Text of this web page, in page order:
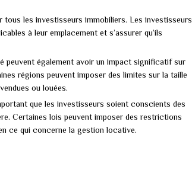
les investisseurs immobiliers. Les investisseurs
à leur emplacement et s’assurer qu’ils
peuvent également avoir un impact significatif sur
régions peuvent imposer des limites sur la taille
ou louées.
que les investisseurs soient conscients des
Certaines lois peuvent imposer des restrictions
ce qui concerne la gestion locative.